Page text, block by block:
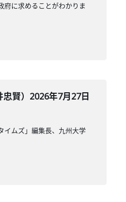
府に求めることがわかりま
賢）2026年7月27日
イムズ」編集長、九州大学